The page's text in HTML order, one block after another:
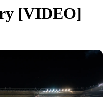
[VIDEO]